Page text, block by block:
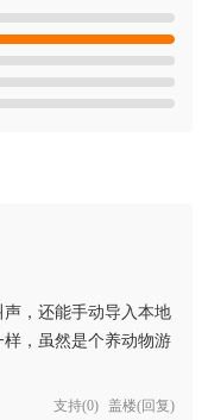
，还能手动导入本地
，虽然是个养动物游
支持(0) 盖楼(回复)